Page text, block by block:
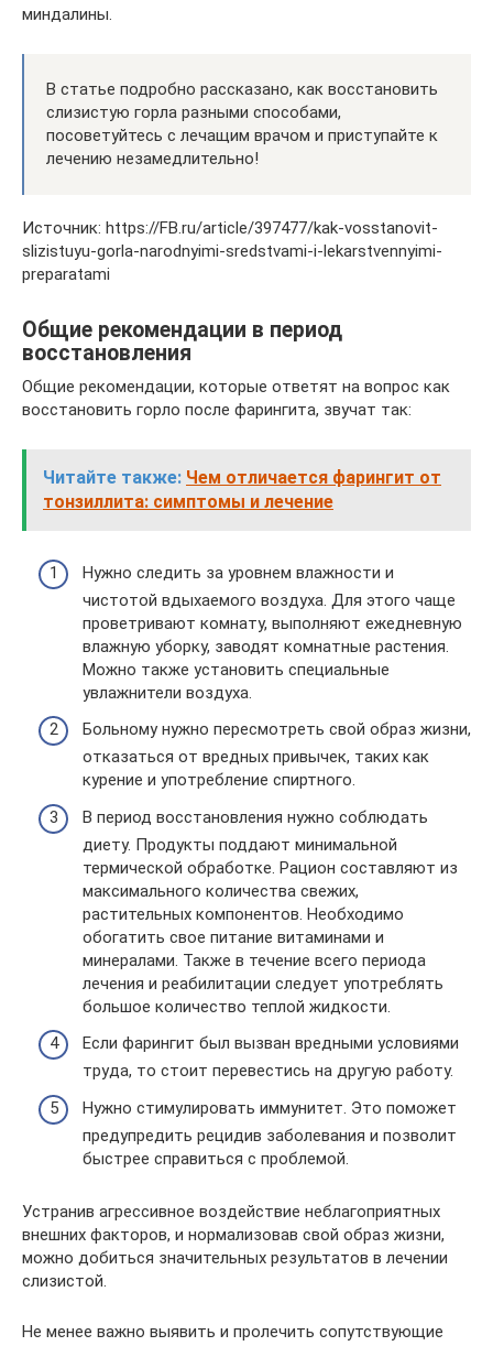
миндалины.
В статье подробно рассказано, как восстановить
слизистую горла разными способами,
посоветуйтесь с лечащим врачом и приступайте к
лечению незамедлительно!
Источник: https://FB.ru/article/397477/kak-vosstanovit-
slizistuyu-gorla-narodnyimi-sredstvami-i-lekarstvennyimi-
preparatami
Общие рекомендации в период
восстановления
Общие рекомендации, которые ответят на вопрос как
восстановить горло после фарингита, звучат так:
Читайте также: Чем отличается фарингит от
тонзиллита: симптомы и лечение
Нужно следить за уровнем влажности и
чистотой вдыхаемого воздуха. Для этого чаще
проветривают комнату, выполняют ежедневную
влажную уборку, заводят комнатные растения.
Можно также установить специальные
увлажнители воздуха.
Больному нужно пересмотреть свой образ жизни,
отказаться от вредных привычек, таких как
курение и употребление спиртного.
В период восстановления нужно соблюдать
диету. Продукты поддают минимальной
термической обработке. Рацион составляют из
максимального количества свежих,
растительных компонентов. Необходимо
обогатить свое питание витаминами и
минералами. Также в течение всего периода
лечения и реабилитации следует употреблять
большое количество теплой жидкости.
Если фарингит был вызван вредными условиями
труда, то стоит перевестись на другую работу.
Нужно стимулировать иммунитет. Это поможет
предупредить рецидив заболевания и позволит
быстрее справиться с проблемой.
Устранив агрессивное воздействие неблагоприятных
внешних факторов, и нормализовав свой образ жизни,
можно добиться значительных результатов в лечении
слизистой.
Не менее важно выявить и пролечить сопутствующие